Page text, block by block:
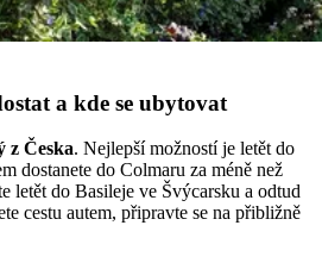
a kde se ubytovat
z Česka. Nejlepší možností je letět do
dostanete do Colmaru za méně než
letět do Basileje ve Švýcarsku a odtud
cestu autem, připravte se na přibližně